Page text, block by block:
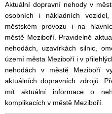
Aktuální dopravní nehody v
osobních i nákladních
městském provozu i na
městě Meziboří. Pravidelně
nehodách, uzavírkách silnic,
území města Meziboří i v
nehodách v městě Meziboří
aktuálních dopravních zdrojů.
mít aktuální informace o
komplikacích v městě Meziboří.